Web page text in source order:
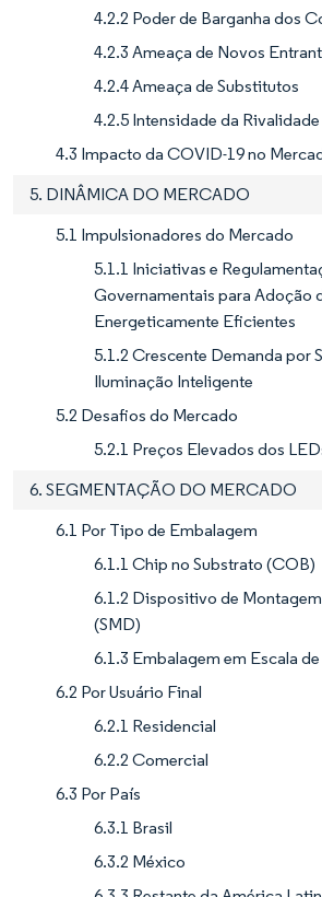
4.2.2 Poder de Barganha dos
4.2.3 Ameaça de Novos
4.2.4 Ameaça de Substitutos
4.2.5 Intensidade da
4.3 Impacto da COVID-19 no
5. DINÂMICA DO MERCADO
5.1 Impulsionadores do Mercado
5.1.1 Iniciativas e
Governamentais para Adoção
Energeticamente Eficientes
5.1.2 Crescente Demanda por
Iluminação Inteligente
5.2 Desafios do Mercado
5.2.1 Preços Elevados dos
6. SEGMENTAÇÃO DO MERCADO
6.1 Por Tipo de Embalagem
6.1.1 Chip no Substrato (COB)
6.1.2 Dispositivo de
(SMD)
6.1.3 Embalagem em Escala
6.2 Por Usuário Final
6.2.1 Residencial
6.2.2 Comercial
6.3 Por País
6.3.1 Brasil
6.3.2 México